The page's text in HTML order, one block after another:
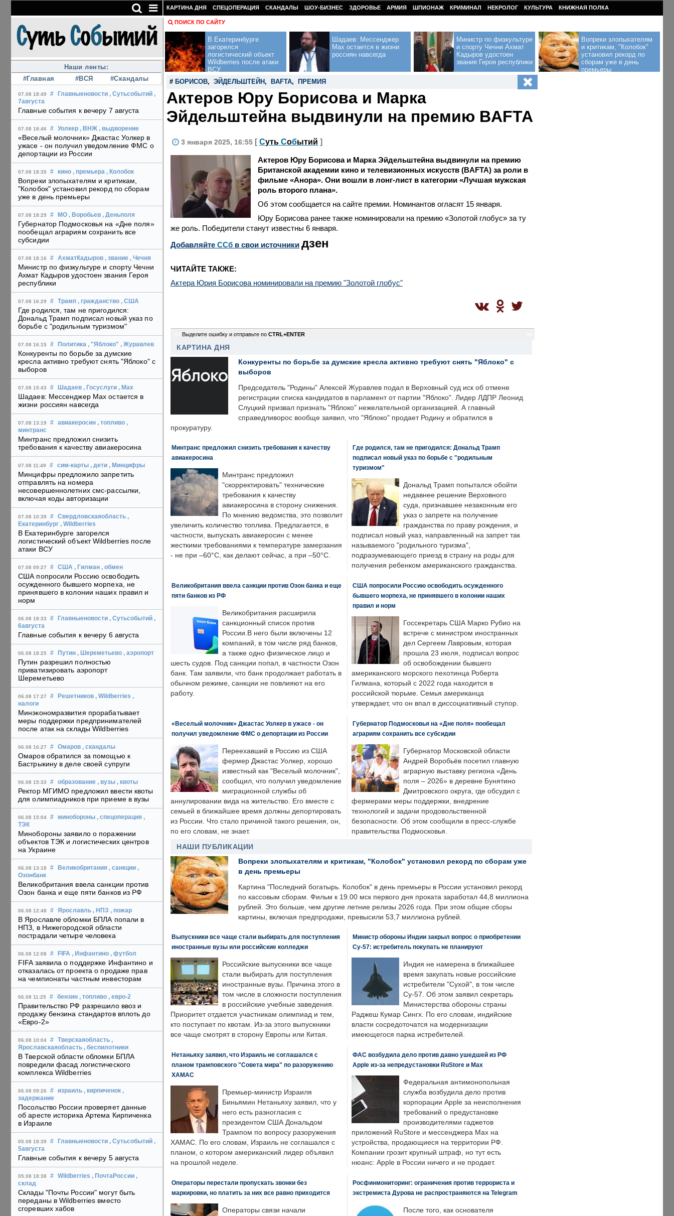
Наши ленты:
#Главная
#ВСЯ #Скандалы
07.08 18:49 # Главныеновости , Сутьсобытий ,
7августа
Главные события к вечеру 7 августа
07.08 18:46 # Уолкер , ВНЖ , выдворение
«Веселый молочник» Джастас Уолкер в
ужасе - он получил уведомление ФМС о
депортации из России
07.08 18:35 # кино , премьера , Колобок
Вопреки злопыхателям и критикам,
"Колобок" установил рекорд по сборам
уже в день премьеры
07.08 18:29 # МО , Воробьев , Деньполя
Губернатор Подмосковья на «Дне поля»
пообещал аграриям сохранить все
субсидии
07.08 18:16 # АхматКадыров , звание , Чечня
Министр по физкультуре и спорту Чечни
Ахмат Кадыров удостоен звания Героя
республики
07.08 16:29 # Трамп , гражданство , США
Где родился, там не пригодился:
Дональд Трамп подписал новый указ по
борьбе с "родильным туризмом"
07.08 16:15 # Политика , "Яблоко" , Журавлев
Конкуренты по борьбе за думские
кресла активно требуют снять "Яблоко" с
выборов
07.08 15:43 # Шадаев , Госуслуги , Max
Шадаев: Мессенджер Max остается в
жизни россиян навсегда
07.08 13:19 # авиакеросин , топливо ,
минтранс
Минтранс предложил снизить
требования к качеству авиакеросина
07.08 11:49 # сим-карты , дети , Минцифры
Минцифры предложило запретить
отправлять на номера
несовершеннолетних смс-рассылки,
включая коды авторизации
07.08 10:39 # Свердловскаяобласть ,
Екатеринбург , Wildberries
В Екатеринбурге загорелся
логистический объект Wildberries после
атаки ВСУ
07.08 09:27 # США , Гилман , обмен
США попросили Россию освободить
осужденного бывшего морпеха, не
принявшего в колонии наших правил и
норм
06.08 18:33 # Главныеновости , Сутьсобытий ,
6августа
Главные события к вечеру 6 августа
06.08 18:25 # Путин , Шереметьево , аэропорт
Путин разрешил полностью
приватизировать аэропорт
Шереметьево
06.08 17:27 # Решетников , Wildberries ,
налоги
Минэкономразвития прорабатывает
меры поддержки предпринимателей
после атак на склады Wildberries
06.08 16:27 # Омаров , скандалы
Омаров обратился за помощью к
Бастрыкину в деле своей супруги
06.08 15:33 # образование , вузы , квоты
Ректор МГИМО предложил ввести квоты
для олимпиадников при приеме в вузы
06.08 15:04 # минобороны , спецоперация ,
ТЭК
Минобороны заявило о поражении
объектов ТЭК и логистических центров
на Украине
06.08 13:18 # Великобритания , санкции ,
Озонбанк
Великобритания ввела санкции против
Озон банка и еще пяти банков из РФ
06.08 12:48 # Ярославль , НПЗ , пожар
В Ярославле обломки БПЛА попали в
НПЗ, в Нижегородской области
пострадали четыре человека
06.08 12:08 # FIFA , Инфантино , футбол
FIFA заявила о поддержке Инфантино и
отказалась от проекта о продаже прав
на чемпионаты частным инвесторам
06.08 11:25 # бензин , топливо , евро-2
Правительство РФ разрешило ввоз и
продажу бензина стандартов вплоть до
«Евро-2»
06.08 10:04 # Тверскаяобласть ,
Ярославскаяобласть , беспилотники
В Тверской области обломки БПЛА
повредили фасад логистического
комплекса Wildberries
06.08 09:26 # израиль , кирпиченок ,
задержание
Посольство России проверяет данные
об аресте историка Артема Кирпиченка
в Израиле
05.08 18:39 # Главныеновости , Сутьсобытий ,
5августа
Главные события к вечеру 5 августа
05.08 18:38 # Wildberries , ПочтаРоссии ,
склад
Склады "Почты России" могут быть
переданы в Wildberries вместо
сгоревших хабов
КАРТИНА ДНЯ СПЕЦОПЕРАЦИЯ СКАНДАЛЫ ШОУ-БИЗНЕС ЗДОРОВЬЕ АРМИЯ ШПИОНАЖ КРИМИНАЛ НЕКРОЛОГ КУЛЬТУРА КНИЖНАЯ ПОЛКА
ПОИСК ПО САЙТУ
В Екатеринбурге
загорелся
логистический объект
Wildberries после атаки
ВСУ
Шадаев: Мессенджер
Max остается в жизни
россиян навсегда
Министр по физкультуре
и спорту Чечни Ахмат
Кадыров удостоен
звания Героя республики
Вопреки злопыхателям
и критикам, "Колобок"
установил рекорд по
сборам уже в день
премьеры
# БОРИСОВ, ЭЙДЕЛЬШТЕЙН , BAFTA, ПРЕМИЯ
Актеров Юру Борисова и Марка
Эйдельштейна выдвинули на премию BAFTA
3 января 2025, 16:55 [ Суть Событий ]
Актеров Юру Борисова и Марка Эйдельштейна выдвинули на премию
Британской академии кино и телевизионных искусств (BAFTA) за роли в
фильме «Анора». Они вошли в лонг-лист в категории «Лучшая мужская
роль второго плана».
Об этом сообщается на сайте премии. Номинантов огласят 15 января.
Юру Борисова ранее также номинировали на премию «Золотой глобус» за ту
же роль. Победители станут известны 6 января.
Добавляйте CСб в свои источники дзен
ЧИТАЙТЕ ТАКЖЕ:
Актера Юрия Борисова номинировали на премию "Золотой глобус"
Выделите ошибку и отправьте по CTRL+ENTER
КАРТИНА ДНЯ
Конкуренты по борьбе за думские кресла активно требуют снять "Яблоко" с
выборов
Председатель "Родины" Алексей Журавлев подал в Верховный суд иск об отмене
регистрации списка кандидатов в парламент от партии "Яблоко". Лидер ЛДПР Леонид
Слуцкий призвал признать "Яблоко" нежелательной организацией. А главный
справедливорос вообще заявил, что "Яблоко" продает Родину и обратился в
прокуратуру.
Минтранс предложил снизить требования к качеству
авиакеросина
Минтранс предложил
"скорректировать" технические
требования к качеству
авиакеросина в сторону снижения.
По мнению ведомства, это позволит
увеличить количество топлива. Предлагается, в
частности, выпускать авиакеросин с менее
жесткими требованиями к температуре замерзания
- не при –60°C, как делают сейчас, а при –50°C.
Где родился, там не пригодился: Дональд Трамп
подписал новый указ по борьбе с "родильным
туризмом"
Дональд Трамп попытался обойти
недавнее решение Верховного
суда, признавшее незаконным его
указ о запрете на получение
гражданства по праву рождения, и
подписал новый указ, направленный на запрет так
называемого "родильного туризма",
подразумевающего приезд в страну на роды для
получения ребенком американского гражданства.
Великобритания ввела санкции против Озон банка и еще
пяти банков из РФ
Великобритания расширила
санкционный список против
России.В него были включены 12
компаний, в том числе ряд банков,
а также одно физическое лицо и
шесть судов. Под санкции попал, в частности Озон
банк. Там заявили, что банк продолжает работать в
обычном режиме, санкции не повлияют на его
работу.
США попросили Россию освободить осужденного
бывшего морпеха, не принявшего в колонии наших
правил и норм
Госсекретарь США Марко Рубио на
встрече с министром иностранных
дел Сергеем Лавровым, которая
прошла 23 июля, подписал вопрос
об освобождении бывшего
американского морского пехотинца Роберта
Гилмана, который с 2022 года находится в
российской тюрьме. Семья американца
утверждает, что он впал в диссоциативный ступор.
«Веселый молочник» Джастас Уолкер в ужасе - он
получил уведомление ФМС о депортации из России
Переехавший в Россию из США
фермер Джастас Уолкер, хорошо
известный как "Веселый молочник",
сообщил, что получил уведомление
миграционной службы об
аннулировании вида на жительство. Его вместе с
семьей в ближайшее время должны депортировать
из России. Что стало причиной такого решения, он,
по его словам, не знает.
Губернатор Подмосковья на «Дне поля» пообещал
аграриям сохранить все субсидии
Губернатор Московской области
Андрей Воробьёв посетил главную
аграрную выставку региона «День
поля – 2026» в деревне Бунятино
Дмитровского округа, где обсудил с
фермерами меры поддержки, внедрение
технологий и задачи продовольственной
безопасности. Об этом сообщили в пресс-службе
правительства Подмосковья.
НАШИ ПУБЛИКАЦИИ
Вопреки злопыхателям и критикам, "Колобок" установил рекорд по сборам уже
в день премьеры
Картина "Последний богатырь. Колобок" в день премьеры в России установил рекорд
по кассовым сборам. Фильм к 19.00 мск первого дня проката заработал 44,8 миллиона
рублей. Это больше, чем другие летние релизы 2026 года. При этом общие сборы
картины, включая предпродажи, превысили 53,7 миллиона рублей.
Выпускники все чаще стали выбирать для поступления
иностранные вузы или российские колледжи
Российские выпускники все чаще
стали выбирать для поступления
иностранные вузы. Причина этого в
том числе в сложности поступления
в российские учебные заведения.
Приоритет отдается участникам олимпиад и тем,
кто поступает по квотам. Из-за этого выпускники
все чаще смотрят в сторону Европы или Китая.
Министр обороны Индии закрыл вопрос о приобретении
Су-57: истребитель покупать не планируют
Индия не намерена в ближайшее
время закупать новые российские
истребители "Сухой", в том числе
Су-57. Об этом заявил секретарь
Министерства обороны страны
Раджеш Кумар Сингх. По его словам, индийские
власти сосредоточатся на модернизации
имеющегося парка истребителей.
Нетаньяху заявил, что Израиль не соглашался с
планом трамповского "Совета мира" по разоружению
ХАМАС
Премьер-министр Израиля
Биньямин Нетаньяху заявил, что у
него есть разногласия с
президентом США Дональдом
Трампом по вопросу разоружения
ХАМАС. По его словам, Израиль не соглашался с
планом, о котором американский лидер объявил
на прошлой неделе.
ФАС возбудила дело против давно ушедшей из РФ
Apple из-за непредустановки RuStore и Max
Федеральная антимонопольная
служба возбудила дело против
корпорации Apple за неисполнения
требований о предустановке
производителями гаджетов
приложений RuStore и мессенджера Max на
устройства, продающиеся на территории РФ.
Компании грозит крупный штраф, но тут есть
нюанс: Apple в России ничего и не продает.
Операторы перестали пропускать звонки без
маркировки, но платить за них все равно приходится
Операторы связи начали
Росфинмониторинг: ограничения против террориста и
экстремиста Дурова не распространяются на Telegram
После того, как основателя